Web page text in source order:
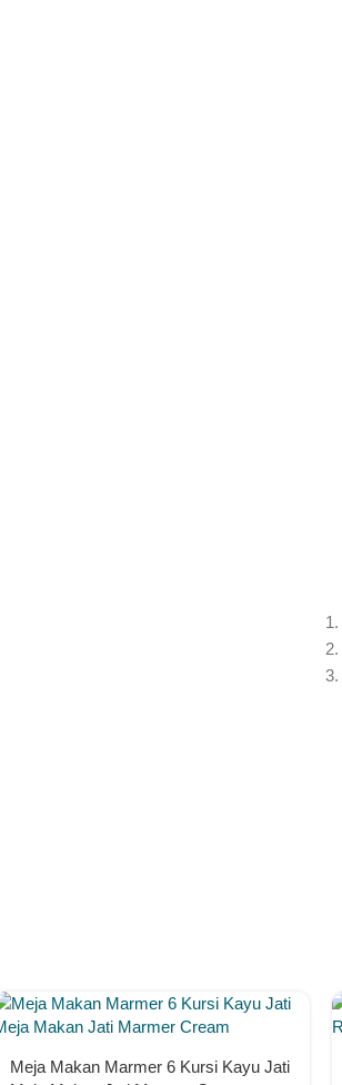
Meja Makan Marmer 6 Kursi Kayu Jati